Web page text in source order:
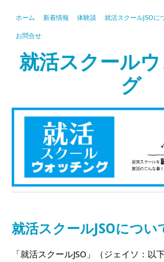
ホーム 新着情報 体験談 就活スクールJSOに
お問合せ
就活スクール
グ
就活スクールJSOについ
「就活スクールJSO」（ジェイソ：以